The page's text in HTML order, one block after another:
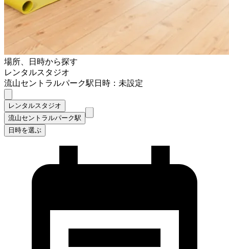
場所、日時から探す
レンタルスタジオ
流山セントラルパーク駅日時：未設定
レンタルスタジオ
流山セントラルパーク駅
日時を選ぶ